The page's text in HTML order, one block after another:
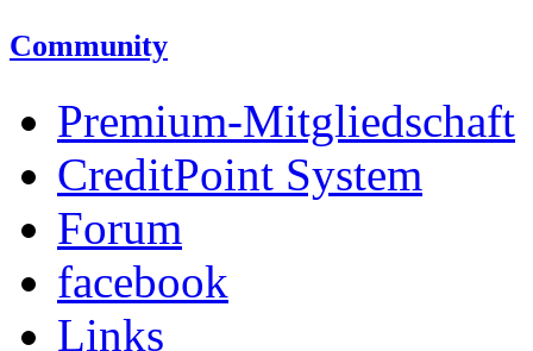
Community
Premium-Mitgliedschaft
CreditPoint System
Forum
facebook
Links